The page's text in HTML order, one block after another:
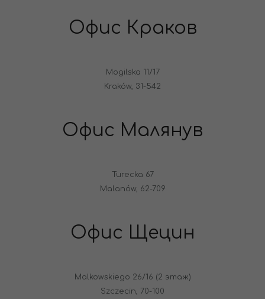
Офис Краков
Mogilska 11/17
Kraków, 31-542
Офис Малянув
Turecka 67
Malanów, 62-709
Офис Щецин
Malkowskiego 26/16 (2 этаж)
Szczecin, 70-100